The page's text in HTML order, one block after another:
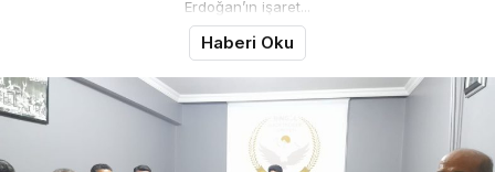
Erdoğan’ın işaret...
Haberi Oku